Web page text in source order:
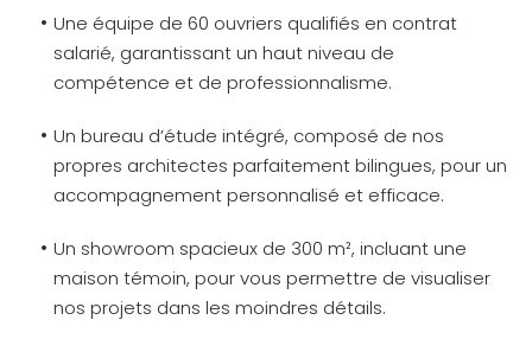
Une équipe de 60 ouvriers qualifiés en contrat
salarié, garantissant un haut niveau de
compétence et de professionnalisme.
Un bureau d’étude intégré, composé de nos
propres architectes parfaitement bilingues, pour un
accompagnement personnalisé et efficace.
Un showroom spacieux de 300 m², incluant une
maison témoin, pour vous permettre de visualiser
nos projets dans les moindres détails.